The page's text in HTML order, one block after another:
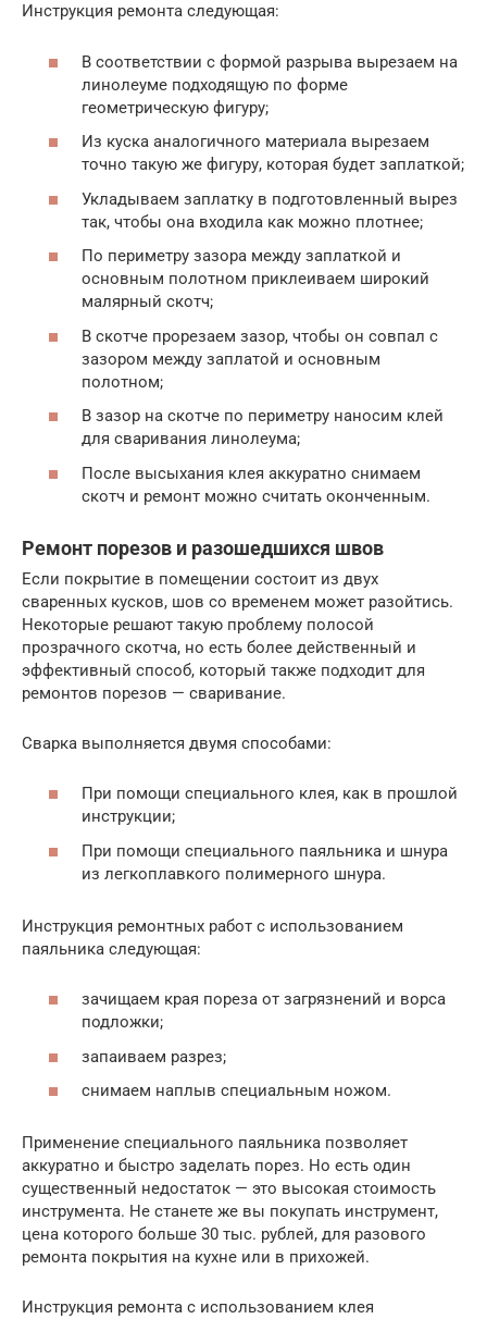
Инструкция ремонта следующая:
В соответствии с формой разрыва вырезаем на
линолеуме подходящую по форме
геометрическую фигуру;
Из куска аналогичного материала вырезаем
точно такую же фигуру, которая будет заплаткой;
Укладываем заплатку в подготовленный вырез
так, чтобы она входила как можно плотнее;
По периметру зазора между заплаткой и
основным полотном приклеиваем широкий
малярный скотч;
В скотче прорезаем зазор, чтобы он совпал с
зазором между заплатой и основным
полотном;
В зазор на скотче по периметру наносим клей
для сваривания линолеума;
После высыхания клея аккуратно снимаем
скотч и ремонт можно считать оконченным.
Ремонт порезов и разошедшихся швов
Если покрытие в помещении состоит из двух
сваренных кусков, шов со временем может разойтись.
Некоторые решают такую проблему полосой
прозрачного скотча, но есть более действенный и
эффективный способ, который также подходит для
ремонтов порезов — сваривание.
Сварка выполняется двумя способами:
При помощи специального клея, как в прошлой
инструкции;
При помощи специального паяльника и шнура
из легкоплавкого полимерного шнура.
Инструкция ремонтных работ с использованием
паяльника следующая:
зачищаем края пореза от загрязнений и ворса
подложки;
запаиваем разрез;
снимаем наплыв специальным ножом.
Применение специального паяльника позволяет
аккуратно и быстро заделать порез. Но есть один
существенный недостаток — это высокая стоимость
инструмента. Не станете же вы покупать инструмент,
цена которого больше 30 тыс. рублей, для разового
ремонта покрытия на кухне или в прихожей.
Инструкция ремонта с использованием клея